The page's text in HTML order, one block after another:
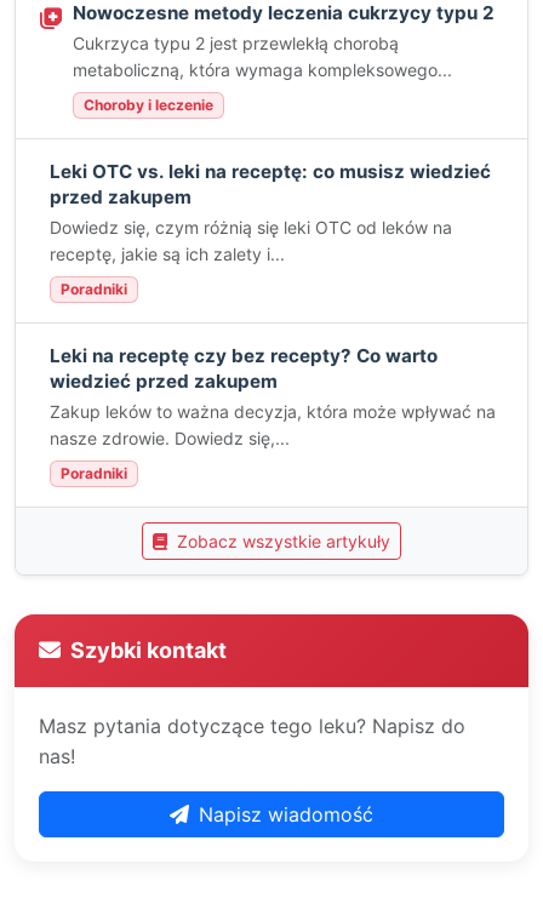
Nowoczesne metody leczenia cukrzycy typu 2
Cukrzyca typu 2 jest przewlekłą chorobą
metaboliczną, która wymaga kompleksowego...
Choroby i leczenie
Leki OTC vs. leki na receptę: co musisz wiedzieć
przed zakupem
Dowiedz się, czym różnią się leki OTC od leków na
receptę, jakie są ich zalety i...
Poradniki
Leki na receptę czy bez recepty? Co warto
wiedzieć przed zakupem
Zakup leków to ważna decyzja, która może wpływać na
nasze zdrowie. Dowiedz się,...
Poradniki
Zobacz wszystkie artykuły
Szybki kontakt
Masz pytania dotyczące tego leku? Napisz do
nas!
Napisz wiadomość